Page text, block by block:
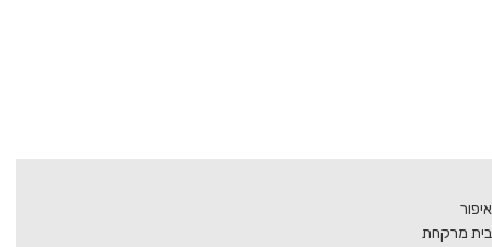
איפור
בית מרקחת